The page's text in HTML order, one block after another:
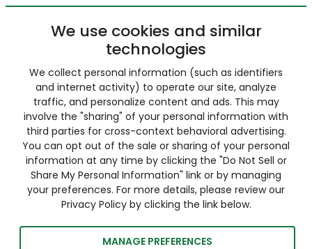
We use cookies and similar
technologies
We collect personal information (such as identifiers
and internet activity) to operate our site, analyze
traffic, and personalize content and ads. This may
involve the "sharing" of your personal information with
third parties for cross-context behavioral advertising.
You can opt out of the sale or sharing of your personal
information at any time by clicking the "Do Not Sell or
Share My Personal Information" link or by managing
your preferences. For more details, please review our
Privacy Policy by clicking the link below.
MANAGE PREFERENCES